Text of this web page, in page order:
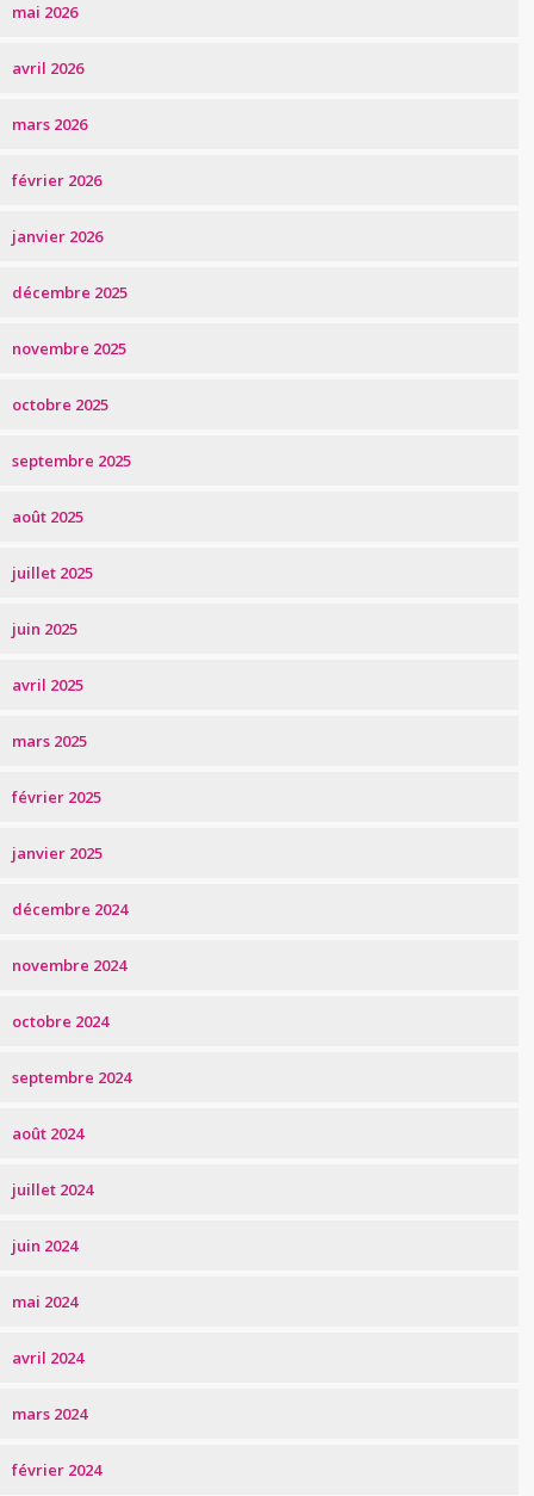
mai 2026
avril 2026
mars 2026
février 2026
janvier 2026
décembre 2025
novembre 2025
octobre 2025
septembre 2025
août 2025
juillet 2025
juin 2025
avril 2025
mars 2025
février 2025
janvier 2025
décembre 2024
novembre 2024
octobre 2024
septembre 2024
août 2024
juillet 2024
juin 2024
mai 2024
avril 2024
mars 2024
février 2024